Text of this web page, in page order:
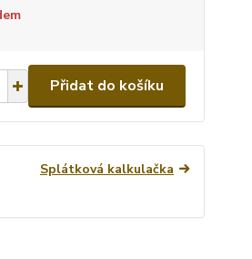
Přidat do košíku
Splátková kalkulačka